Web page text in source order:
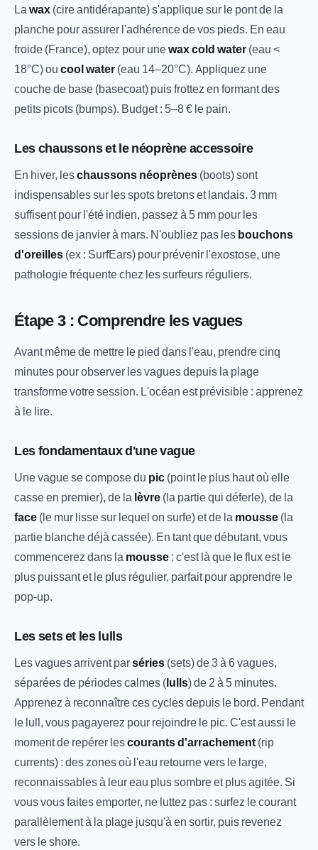
Lawax(cire antidérapante) s'applique sur le pont de la
planche pour assurer l'adhérence de vos pieds. En eau
froide (France), optez pour unewax cold water(eau <
18°C) oucool water(eau 14–20°C). Appliquez une
couche de base (basecoat) puis frottez en formant des
petits picots (bumps). Budget : 5–8 € le pain.
Les chaussons et le néoprène accessoire
En hiver, leschaussons néoprènes(boots) sont
indispensables sur les spots bretons et landais. 3 mm
suffisent pour l'été indien, passez à 5 mm pour les
sessions de janvier à mars. N'oubliez pas lesbouchons
d'oreilles(ex : SurfEars) pour prévenir l'exostose, une
pathologie fréquente chez les surfeurs réguliers.
Étape 3 : Comprendre les vagues
Avant même de mettre le pied dans l'eau, prendre cinq
minutes pour observer les vagues depuis la plage
transforme votre session. L'océan est prévisible : apprenez
à le lire.
Les fondamentaux d'une vague
Une vague se compose du pic(point le plus haut où elle
casse en premier), de la lèvre(la partie qui déferle), de la
face(le mur lisse sur lequel on surfe) et de la mousse(la
partie blanche déjà cassée). En tant que débutant, vous
commencerez dans la mousse: c'est là que le flux est le
plus puissant et le plus régulier, parfait pour apprendre le
pop-up.
Les sets et les lulls
Les vagues arrivent parséries(sets) de 3 à 6 vagues,
séparées de périodes calmes (lulls) de 2 à 5 minutes.
Apprenez à reconnaître ces cycles depuis le bord. Pendant
le lull, vous pagayerez pour rejoindre le pic. C'est aussi le
moment de repérer lescourants d'arrachement(rip
currents) : des zones où l'eau retourne vers le large,
reconnaissables à leur eau plus sombre et plus agitée. Si
vous vous faites emporter, ne luttez pas : surfez le courant
parallèlement à la plage jusqu'à en sortir, puis revenez
vers le shore.